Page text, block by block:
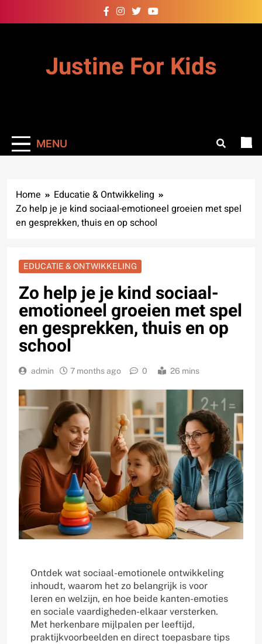
to
Justine For Kids
MENU
Home
Educatie & Ontwikkeling
Zo help je je kind sociaal-emotioneel groeien met spel
en gesprekken, thuis en op school
EDUCATIE & ONTWIKKELING
Zo help je je kind sociaal-
emotioneel groeien met spel
en gesprekken, thuis en op
school
admin 7 months ago 0 26 mins
Ontdek wat sociaal-emotionele ontwikkeling
inhoudt, waarom het zo belangrijk is voor
leren en welzijn, en hoe beide kanten-emoties
en sociale vaardigheden-elkaar versterken.
Met herkenbare mijlpalen per leeftijd,
praktijkvoorbeelden en direct toepasbare tips